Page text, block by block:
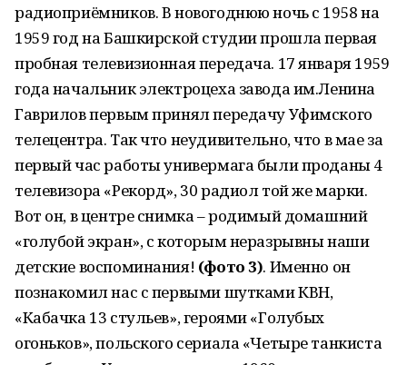
радиоприёмников. В новогоднюю ночь с 1958 на
1959 год на Башкирской студии прошла первая
пробная телевизионная передача. 17 января 1959
года начальник электроцеха завода им.Ленина
Гаврилов первым принял передачу Уфимского
телецентра. Так что неудивительно, что в мае за
первый час работы универмага были проданы 4
телевизора «Рекорд», 30 радиол той же марки.
Вот он, в центре снимка – родимый домашний
«голубой экран», с которым неразрывны наши
детские воспоминания! (фото 3). Именно он
познакомил нас с первыми шутками КВН,
«Кабачка 13 стульев», героями «Голубых
огоньков», польского сериала «Четыре танкиста